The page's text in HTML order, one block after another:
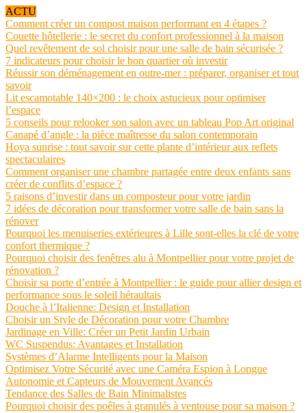
ACTU
Comment créer un compost maison performant en 4 étapes ?
Couette hôtellerie : le secret du confort professionnel à la maison
Quel revêtement de sol choisir pour une salle de bain sécurisée ?
7 indicateurs pour choisir le bon quartier où investir
Réussir son déménagement en outre-mer : préparer, organiser et tout
savoir
Lit escamotable 140×200 : le choix astucieux pour optimiser
l’espace
5 conseils pour relooker son salon avec un tableau Pop Art original
Canapé d’angle : la pièce maîtresse du salon contemporain
Hoya sunrise : tout savoir sur cette plante d’intérieur aux reflets
spectaculaires
Comment organiser une chambre partagée entre deux enfants sans
créer de conflits d’espace ?
5 raisons d’investir dans un composteur pour votre jardin
7 idées de décoration pour transformer votre salle de bain sans la
rénover
Pourquoi les menuiseries extérieures à Lille sont-elles la clé de votre
confort thermique ?
Pourquoi choisir des fenêtres alu à Montpellier pour votre projet de
rénovation ?
Choisir sa porte d’entrée à Montpellier : le guide pour allier design et
performance sous le soleil héraultais
Douche à l’Italienne: Design et Installation
Choisir un Style de Décoration pour votre Chambre
Jardinage en Ville: Créer un Petit Jardin Urbain
WC Suspendus: Avantages et Installation
Systèmes d’Alarme Intelligents pour la Maison
Optimisez Votre Sécurité avec une Caméra Espion à Longue
Autonomie et Capteurs de Mouvement Avancés
Tendance des Salles de Bain Minimalistes
Pourquoi choisir des poêles à granulés à ventouse pour sa maison ?